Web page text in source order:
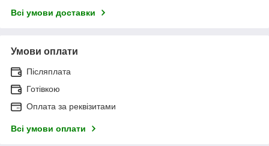
Всі умови доставки
Умови оплати
Післяплата
Готівкою
Оплата за реквізитами
Всі умови оплати